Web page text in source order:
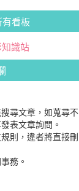
有看板
識站
尋文章，如蒐尋不
表文章詢問。
則，違者將直接刪
務。